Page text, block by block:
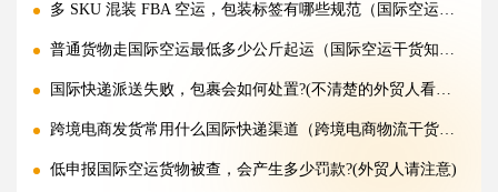
多 SKU 混装 FBA 空运，包装标签有哪些规范（国际空运干货知识分享）
普通货物走国际空运最低多少公斤起运（国际空运干货知识分享）
国际快递派送失败，包裹会如何处置?(不清楚的外贸人看过来)
跨境电商发货常用什么国际快递渠道（跨境电商物流干货知识分享）
低申报国际空运货物被查，会产生多少罚款?(外贸人请注意)